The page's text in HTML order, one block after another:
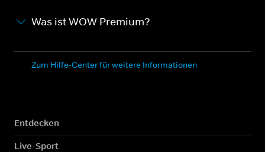
Was ist WOW Premium?
Zum Hilfe-Center für weitere Informationen
Entdecken
Live-Sport